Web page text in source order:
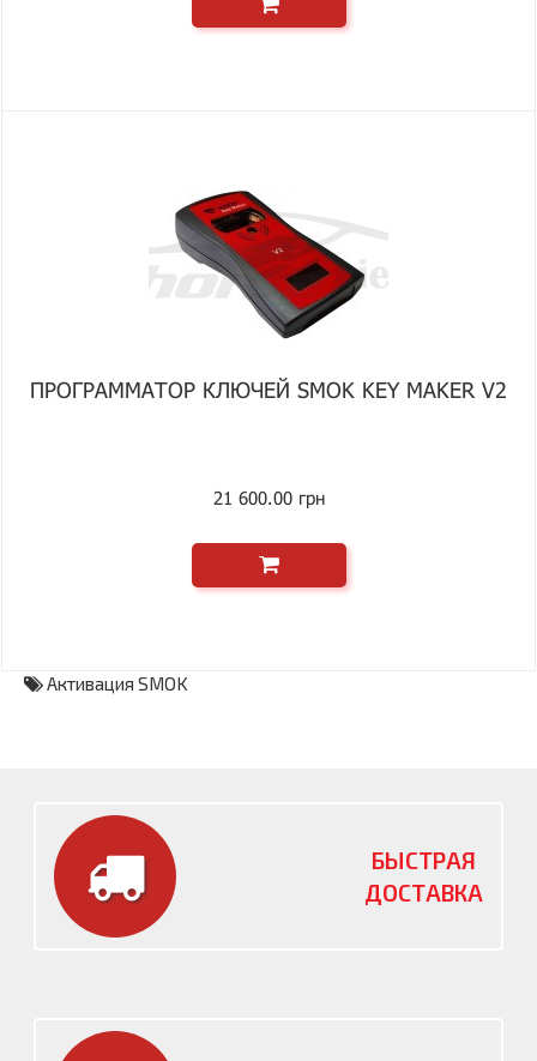
ПРОГРАММАТОР КЛЮЧЕЙ SMOK KEY MAKER V2
21 600.00 грн
Активация SMOK
БЫСТРАЯ
ДОСТАВКА